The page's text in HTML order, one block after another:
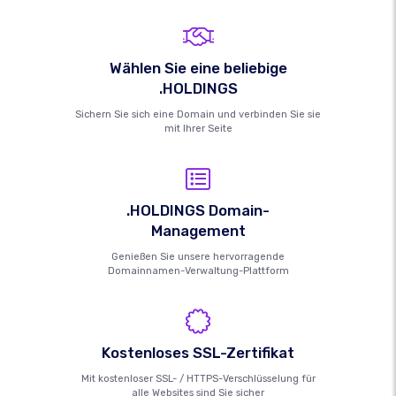
Wählen Sie eine beliebige
.HOLDINGS
Sichern Sie sich eine Domain und verbinden Sie sie
mit Ihrer Seite
.HOLDINGS Domain-
Management
Genießen Sie unsere hervorragende
Domainnamen-Verwaltung-Plattform
Kostenloses SSL-Zertifikat
Mit kostenloser SSL- / HTTPS-Verschlüsselung für
alle Websites sind Sie sicher